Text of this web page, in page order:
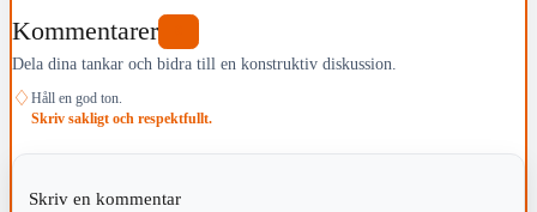
Kommentarer
Dela dina tankar och bidra till en konstruktiv diskussion.
♢ Håll en god ton.
Skriv sakligt och respektfullt.
Skriv en kommentar